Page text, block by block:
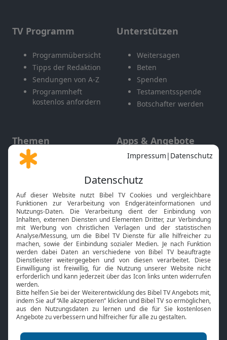
TV Programm
Programmübersicht
Tipps der Redaktion
Sendungen von A-Z
Programmheft
kostenlos anfordern
Unterstützen
Weitersagen
Beten
Spenden
Testamentsspende
Botschafter werden
Themen
Gott und Bibel erklärt
Neuigkeiten
Apps & Angebote
Mobile App
Smart TV
HbbTV
Bibelthek Online-Bibel
Nächster Gottesdienst
Bibel TV
Über uns
Jobs
Mediadaten
Service
Kontakt
TV-Empfang